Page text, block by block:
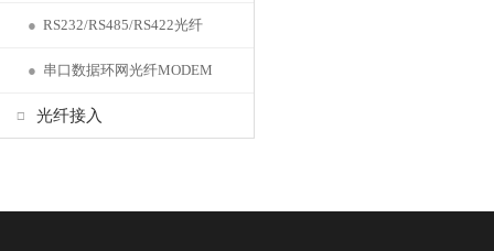
● RS232/RS485/RS422光纤
● 串口数据环网光纤MODEM
光纤接入